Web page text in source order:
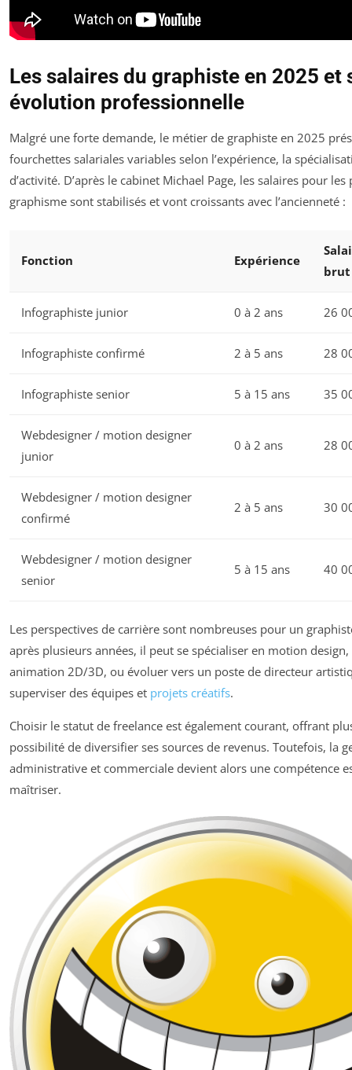
Les salaires du graphiste en 2025 et
évolution professionnelle
Malgré une forte demande, le métier de graphiste en 2025
fourchettes salariales variables selon l’expérience, la
d’activité. D’après le cabinet Michael Page, les salaires pour
graphisme sont stabilisés et vont croissants avec l’ancienneté :
Fonction Expérience
brut
Infographiste junior 0 à 2 ans 26
Infographiste confirmé 2 à 5 ans 28
Infographiste senior 5 à 15 ans 35
Webdesigner / motion designer
junior
0 à 2 ans 28
Webdesigner / motion designer
confirmé
2 à 5 ans 30
Webdesigner / motion designer
senior
5 à 15 ans 40
Les perspectives de carrière sont nombreuses pour un
après plusieurs années, il peut se spécialiser en motion
animation 2D/3D, ou évoluer vers un poste de directeur
superviser des équipes et projets créatifs.
Choisir le statut de freelance est également courant, offrant
possibilité de diversifier ses sources de revenus. Toutefois, la
administrative et commerciale devient alors une compétence
maîtriser.